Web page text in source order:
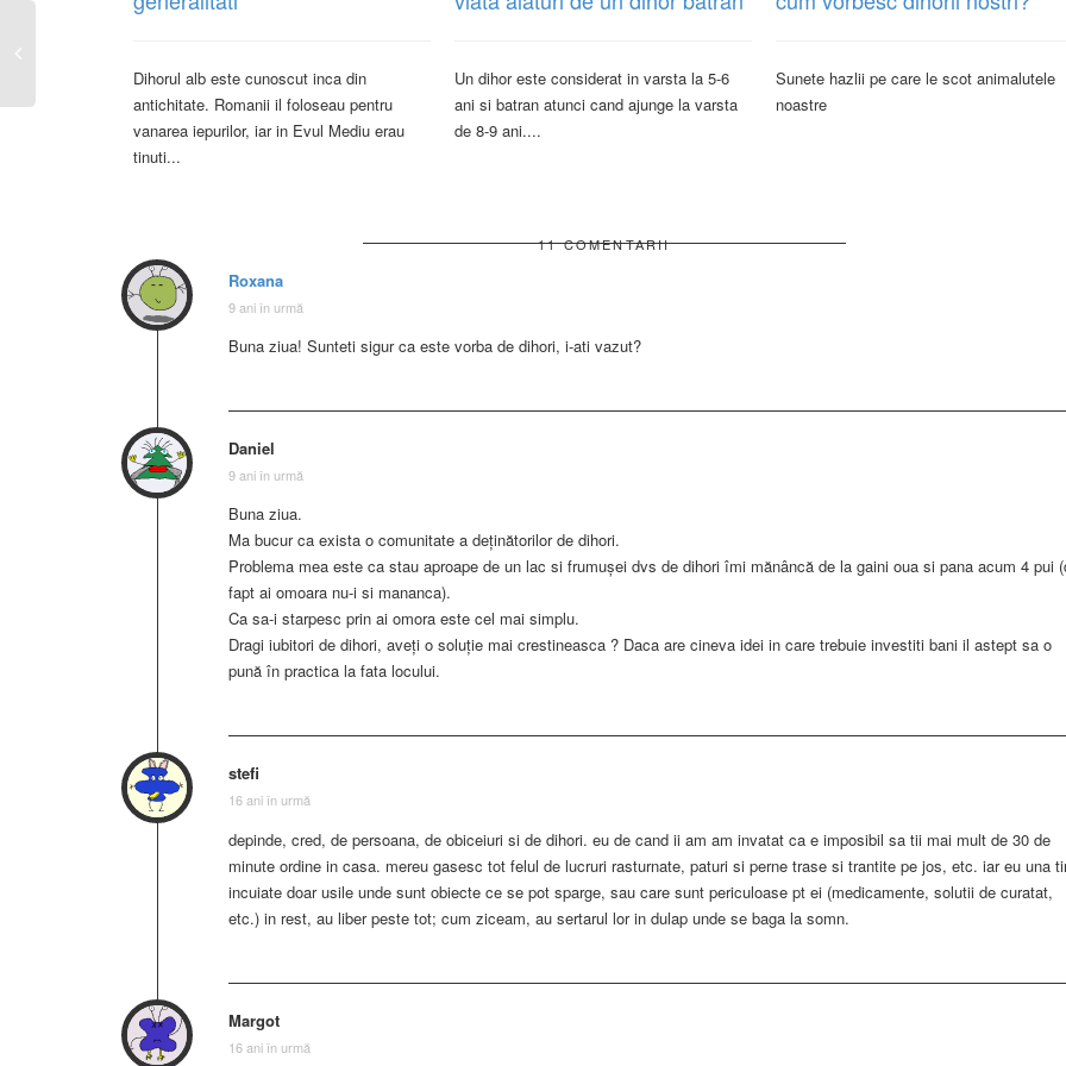
Dihorul alb este cunoscut inca din
antichitate. Romanii il foloseau pentru
vanarea iepurilor, iar in Evul Mediu erau
tinuti...
Un dihor este considerat in varsta la 5-6
ani si batran atunci cand ajunge la varsta
de 8-9 ani....
Sunete hazlii pe care le scot animalutele
noastre
11 COMENTARII
Roxana
9 ani în urmă
Buna ziua! Sunteti sigur ca este vorba de dihori, i-ati vazut?
Daniel
9 ani în urmă
Buna ziua.
Ma bucur ca exista o comunitate a deținătorilor de dihori.
Problema mea este ca stau aproape de un lac si frumușei dvs de dihori îmi mănâncă de la gaini oua si pana acum 4 pui
fapt ai omoara nu-i si mananca).
Ca sa-i starpesc prin ai omora este cel mai simplu.
Dragi iubitori de dihori, aveți o soluție mai crestineasca ? Daca are cineva idei in care trebuie investiti bani il astept sa o
pună în practica la fata locului.
stefi
16 ani în urmă
depinde, cred, de persoana, de obiceiuri si de dihori. eu de cand ii am am invatat ca e imposibil sa tii mai mult de 30 de
minute ordine in casa. mereu gasesc tot felul de lucruri rasturnate, paturi si perne trase si trantite pe jos, etc. iar eu una
incuiate doar usile unde sunt obiecte ce se pot sparge, sau care sunt periculoase pt ei (medicamente, solutii de curatat,
etc.) in rest, au liber peste tot; cum ziceam, au sertarul lor in dulap unde se baga la somn.
Margot
16 ani în urmă